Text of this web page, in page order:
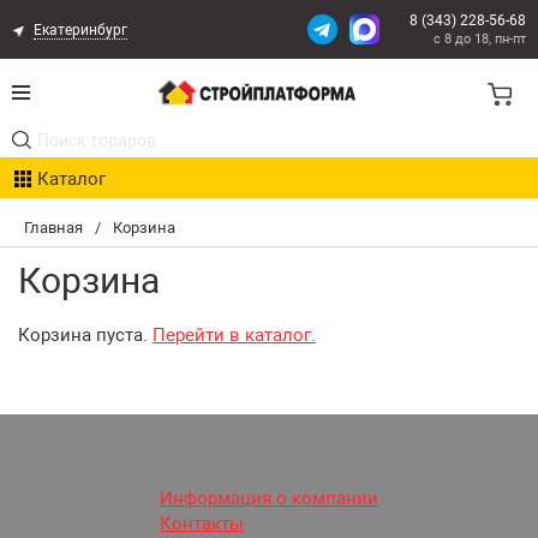
Главная / Корзина
Корзина
Корзина пуста. Перейти в каталог.
Екатеринбург
8 (343) 228-56-68
с 8 до 18, пн-пт
Каталог
Акции
Расчет доставки
Организациям
Оплата и ДоставкаИнформация о компании
Контакты